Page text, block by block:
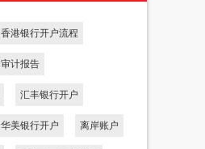
香港银行开户流程
审计报告
汇丰银行开户
华美银行开户 离岸账户